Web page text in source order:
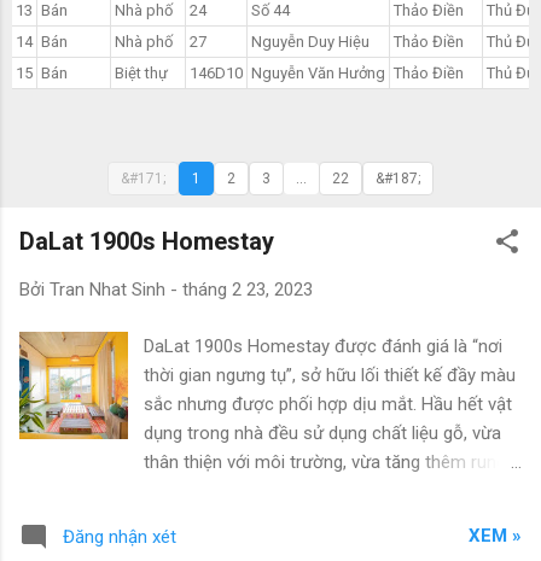
13 Bán Nhà phố 24 Số 44 Thảo Điền
Thủ
14 Bán Nhà phố 27 Nguyễn Duy Hiệu Thảo Điền
Thủ
15 Bán Biệt thự 146D10 Nguyễn Văn Hưởng Thảo Điền Thủ
&#171; 1 2 3 ... 22 &#187;
DaLat 1900s Homestay
Bởi Tran Nhat Sinh - tháng 2 23, 2023
DaLat 1900s Homestay được đánh giá là “nơi
thời gian ngưng tụ”, sở hữu lối thiết kế đầy màu
sắc nhưng được phối hợp dịu mắt. Hầu hết vật
dụng trong nhà đều sử dụng chất liệu gỗ, vừa
thân thiện với môi trường, vừa tăng thêm rung
nên trong tâm trí hàng trăm câu chuyện lãng
Đăng nhận xét XEM »